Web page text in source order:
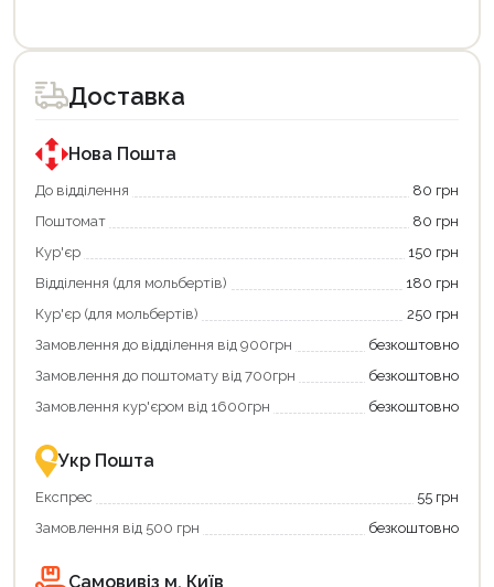
товар
для
покупки
державною
програмою
«Національний
кешбек».
покупку
«Національний
кешбек»
та
отримуйте
повернення
Економте
більше
-
із
державною
Доставка
Нова Пошта
До відділення
80 грн
Поштомат
80 грн
Кур'єр
150 грн
Відділення (для мольбертів)
180 грн
Кур'єр (для мольбертів)
250 грн
Замовлення до відділення від 900грн
безкоштовно
Замовлення до поштомату від 700грн
безкоштовно
Замовлення кур'єром від 1600грн
безкоштовно
Укр Пошта
Експрес
55 грн
Замовлення від 500 грн
безкоштовно
Самовивіз м. Київ